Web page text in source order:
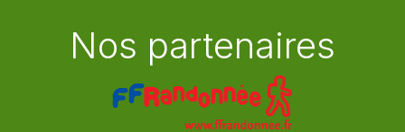
Nos partenaires